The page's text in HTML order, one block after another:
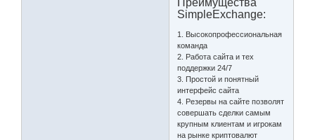
SimpleExchange:
1. Высокопрофессиональная
команда
2. Работа сайта и тех
поддержки 24/7
3. Простой и понятный
интерфейс сайта
4. Резервы на сайте позволят
совершать сделки самым
крупным клиентам и игрокам
на рынке криптовалют